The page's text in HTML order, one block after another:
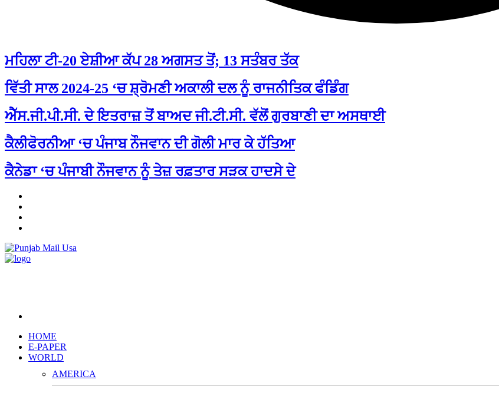
ਮਹਿਲਾ ਟੀ-20 ਏਸ਼ੀਆ ਕੱਪ 28 ਅਗਸਤ ਤੋਂ; 13 ਸਤੰਬਰ ਤੱਕ
ਵਿੱਤੀ ਸਾਲ 2024-25 ‘ਚ ਸ਼੍ਰੋਮਣੀ ਅਕਾਲੀ ਦਲ ਨੂੰ ਰਾਜਨੀਤਿਕ ਫੰਡਿੰਗ
ਐੱਸ.ਜੀ.ਪੀ.ਸੀ. ਦੇ ਇਤਰਾਜ਼ ਤੋਂ ਬਾਅਦ ਜੀ.ਟੀ.ਸੀ. ਵੱਲੋਂ ਗੁਰਬਾਣੀ ਦਾ ਅਸਥਾਈ
ਕੈਲੀਫੋਰਨੀਆ ‘ਚ ਪੰਜਾਬ ਨੌਜਵਾਨ ਦੀ ਗੋਲੀ ਮਾਰ ਕੇ ਹੱਤਿਆ
ਕੈਨੇਡਾ ‘ਚ ਪੰਜਾਬੀ ਨੌਜਵਾਨ ਨੂੰ ਤੇਜ਼ ਰਫ਼ਤਾਰ ਸੜਕ ਹਾਦਸੇ ਦੇ
HOME
E-PAPER
WORLD
AMERICA